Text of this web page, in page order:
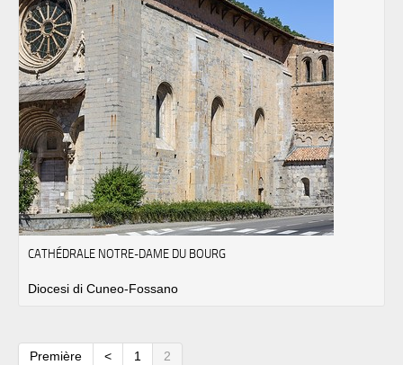
CATHÉDRALE NOTRE-DAME DU BOURG
Diocesi di Cuneo-Fossano
Première < 1 2